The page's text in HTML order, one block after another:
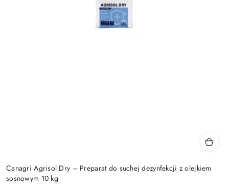
Canagri Agrisol Dry – Preparat do suchej dezynfekcji z olejkiem
sosnowym 10 kg